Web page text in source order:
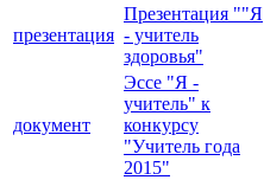
презентация
Презентация ""Я
- учитель
здоровья"
документ
Эссе "Я -
учитель" к
конкурсу
"Учитель года
2015"